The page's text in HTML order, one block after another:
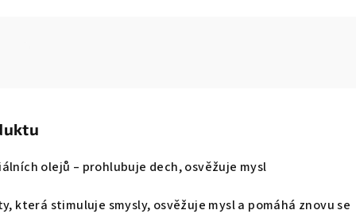
olejů – prohlubuje dech, osvěžuje mysl
která stimuluje smysly, osvěžuje mysl a pomáhá znovu se